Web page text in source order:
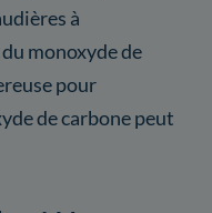
à
monoxyde de
pour
de carbone peut